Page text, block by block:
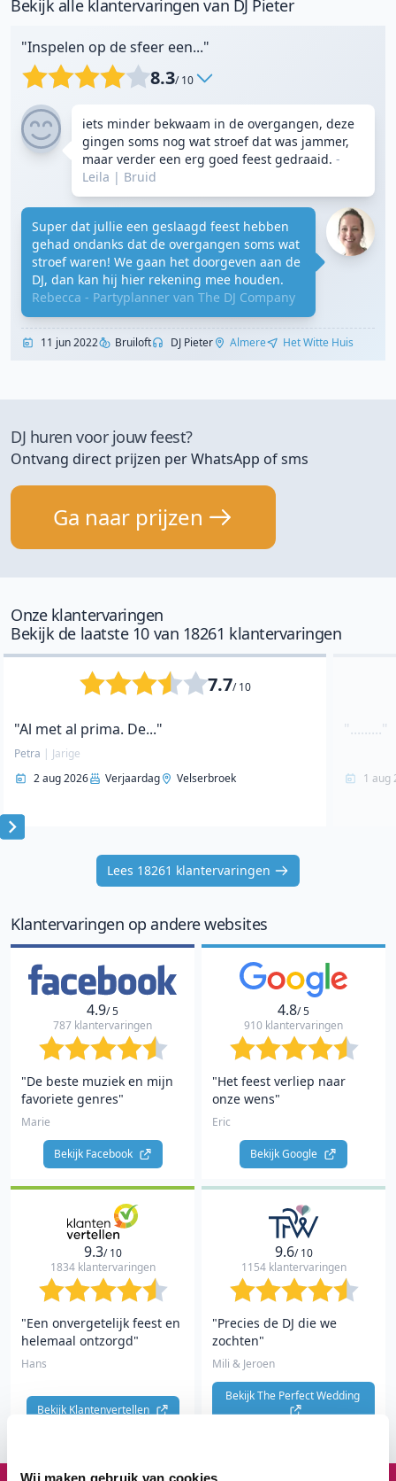
Wij maken gebruik van cookies
Bekijk alle klantervaringen van DJ Pieter
"Inspelen op de sfeer een..."
8.3/ 10
iets minder bekwaam in de overgangen, deze
gingen soms nog wat stroef dat was jammer,
maar verder een erg goed feest gedraaid. -
Leila | Bruid
Super dat jullie een geslaagd feest hebben
gehad ondanks dat de overgangen soms wat
stroef waren! We gaan het doorgeven aan de
DJ, dan kan hij hier rekening mee houden.
Rebecca - Partyplanner van The DJ Company
11 jun 2022 Bruiloft DJ Pieter Almere Het Witte Huis
DJ huren voor jouw feest?
Ontvang direct prijzen per WhatsApp of sms
Ga naar prijzen
Onze klantervaringen
Bekijk de laatste 10 van 18261 klantervaringen
7.7/ 10
"Al met al prima. De..."
Petra | Jarige
2 aug 2026
Verjaardag Velserbroek
"........."
1 aug
Item
Lees 18261 klantervaringen
Klantervaringen op andere websites
4.9/ 5
787 klantervaringen
"De beste muziek en mijn
favoriete genres"
Marie
Bekijk Facebook
4.8/ 5
910 klantervaringen
"Het feest verliep naar
onze wens"
Eric
Bekijk Google
9.3/ 10
1834 klantervaringen
"Een onvergetelijk feest en
helemaal ontzorgd"
Hans
Bekijk Klantenvertellen
9.6/ 10
1154 klantervaringen
"Precies de DJ die we
zochten"
Mili & Jeroen
Bekijk The Perfect Wedding